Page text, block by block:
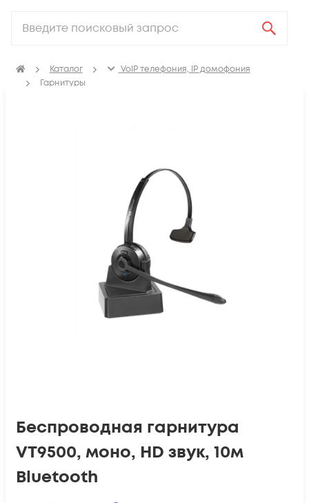
Каталог
VoIP телефония, IP домофония
Гарнитуры
Беспроводная гарнитура
VT9500, моно, HD звук, 10м
Bluetooth